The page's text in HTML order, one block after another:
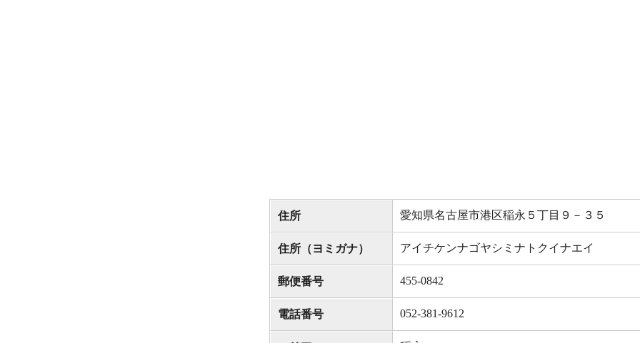
住所 愛知県名古屋市港区稲永５丁目９－３５
住所（ヨミガナ） アイチケンナゴヤシミナトクイナエイ
郵便番号 455-0842
電話番号 052-381-9612